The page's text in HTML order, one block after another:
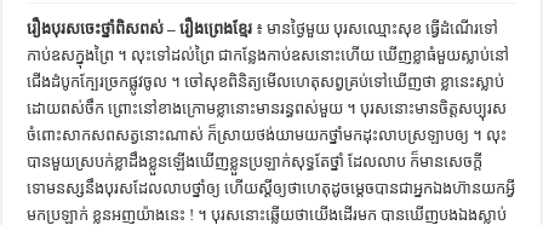
ដើមកំណើតជនជាតិខ្មែរ – អត្ថបទស្រាវជ្រាវ
ទំនាក់ទំនងកម្ពុជានិងចិន – សៀវភៅចំណេះដឹងទូទៅ
ព្រះបាទធម្មិក – សៀវភៅចំណេះដឹងទូទៅ
រដ្ឋបាល និង រដ្ឋបាលវិមជ្ឈការ – អត្ថបទស្រាវជ្រាវ
ការស្វែងយល់អំពី ល្ខោនខោល – សៀវភៅចំណេះដឹងទូទៅ
រឿងបុរសចេះថ្នាំពិសពស់ – រឿងព្រេងខ្មែរ ៖ មាន​ថ្ងៃ​មួយ​ បុរស​ឈ្មោះ​សុខ​ ធ្វើ​ដំណើរ​ទៅ​
កាប់​ឧស​ក្នុង​ព្រៃ ។ លុះ​ទៅ​ដល់​ព្រៃ​ ជា​កន្លែង​កាប់​ឧស​នោះ​ហើយ​ ឃើញ​ខ្លា​ធំ​មួយ​ស្លាប់​នៅ​
ជើង​ដំបូក​ក្បែរ​ច្រក​ផ្លូវ​ចូល ។ ចៅ​សុខ​ពិនិត្យ​មើល​ហេតុ​សព្វ​គ្រប់​ទៅ​ឃើញ​ថា​ ខ្លា​នេះ​ស្លាប់​
ដោយ​ពស់​ចឹក​ ព្រោះ​នៅ​ខាង​ក្រោម​ខ្លា​នោះ​មាន​រន្ធ​ពស់​មួយ ។ បុរស​នោះ​មាន​ចិត្ត​សប្បុរស​
ចំពោះ​សាកសព​សត្វ​នោះ​ណាស់​ ក៏​ស្រាយ​ថង់​យាម​យក​ថ្នាំ​មក​ដុះ​លាប​ស្រឡាប​ឲ្យ ។ លុះ​
បាន​មួយ​ស្របក់​ខ្លា​ដឹង​ខ្លួន​ឡើង​ឃើញ​ខ្លួន​ប្រឡាក់​សុទ្ធ​តែ​ថ្នាំ​ ដែល​លាប​ ក៏​មាន​សេចក្ដី​
ទោមនស្ស​នឹង​បុរស​ដែល​លាប​ថ្នាំ​ឲ្យ​ ហើយ​ស្ដី​ឲ្យ​ថា​ហេតុដូចម្ដេច​បាន​ជា​អ្នក​ឯង​ហ៊ាន​យក​អ្វី​
មក​ប្រឡាក់​ ខ្លួន​អញ​យ៉ាង​នេះ ! ។ បុរស​នោះ​ឆ្លើយ​ថា​យើង​ដើរ​មក​ បាន​ឃើញ​បង​ឯង​ស្លាប់​